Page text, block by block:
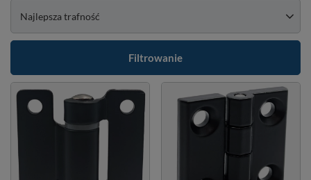
Zmień sortowanie
Najlepsza trafność
Filtrowanie